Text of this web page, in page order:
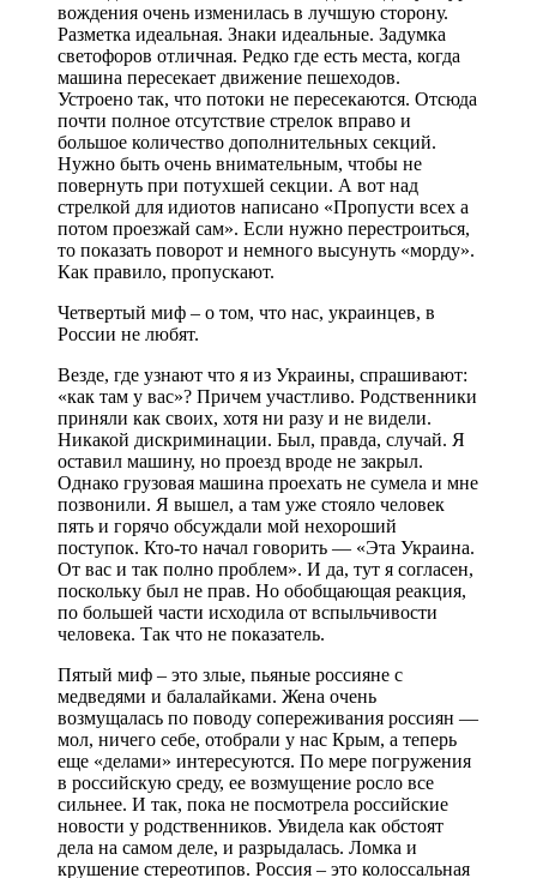
вождения очень изменилась в лучшую сторону.
Разметка идеальная. Знаки идеальные. Задумка
светофоров отличная. Редко где есть места, когда
машина пересекает движение пешеходов.
Устроено так, что потоки не пересекаются. Отсюда
почти полное отсутствие стрелок вправо и
большое количество дополнительных секций.
Нужно быть очень внимательным, чтобы не
повернуть при потухшей секции. А вот над
стрелкой для идиотов написано «Пропусти всех а
потом проезжай сам». Если нужно перестроиться,
то показать поворот и немного высунуть «морду».
Как правило, пропускают.
Четвертый миф – о том, что нас, украинцев, в
России не любят.
Везде, где узнают что я из Украины, спрашивают:
«как там у вас»? Причем участливо. Родственники
приняли как своих, хотя ни разу и не видели.
Никакой дискриминации. Был, правда, случай. Я
оставил машину, но проезд вроде не закрыл.
Однако грузовая машина проехать не сумела и мне
позвонили. Я вышел, а там уже стояло человек
пять и горячо обсуждали мой нехороший
поступок. Кто-то начал говорить — «Эта Украина.
От вас и так полно проблем». И да, тут я согласен,
поскольку был не прав. Но обобщающая реакция,
по большей части исходила от вспыльчивости
человека. Так что не показатель.
Пятый миф – это злые, пьяные россияне с
медведями и балалайками. Жена очень
возмущалась по поводу сопереживания россиян —
мол, ничего себе, отобрали у нас Крым, а теперь
еще «делами» интересуются. По мере погружения
в российскую среду, ее возмущение росло все
сильнее. И так, пока не посмотрела российские
новости у родственников. Увидела как обстоят
дела на самом деле, и разрыдалась. Ломка и
крушение стереотипов. Россия – это колоссальная